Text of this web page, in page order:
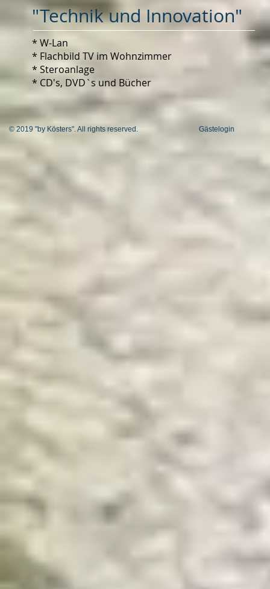
"Technik und Innovation"
* W-Lan
* Flachbild TV im Wohnzimmer
* Steroanlage
* CD's, DVD`s und Bücher
© 2019 "by Kösters". All rights reserved. Gästelogin